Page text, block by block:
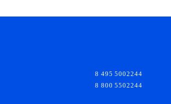
8 495 5002244
8 800 5502244